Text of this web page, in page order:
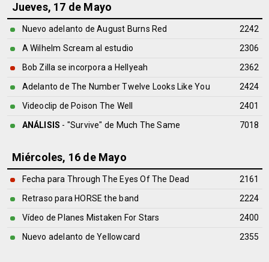
Jueves, 17 de Mayo
Nuevo adelanto de August Burns Red
2242
A Wilhelm Scream al estudio
2306
Bob Zilla se incorpora a Hellyeah
2362
Adelanto de The Number Twelve Looks Like You
2424
Videoclip de Poison The Well
2401
ANÁLISIS - "Survive" de Much The Same 7018
Miércoles, 16 de Mayo
Fecha para Through The Eyes Of The Dead
2161
Retraso para HORSE the band
2224
Vídeo de Planes Mistaken For Stars
2400
Nuevo adelanto de Yellowcard
2355